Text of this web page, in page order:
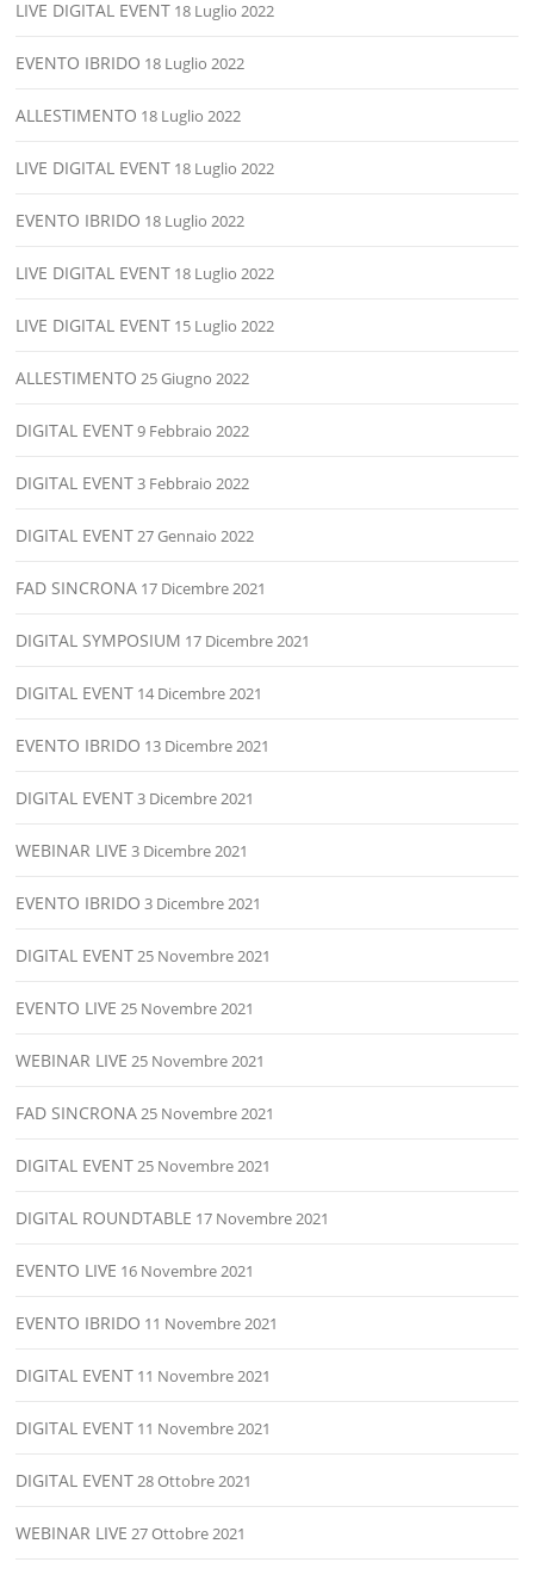
LIVE DIGITAL EVENT 18 Luglio 2022
EVENTO IBRIDO 18 Luglio 2022
ALLESTIMENTO 18 Luglio 2022
LIVE DIGITAL EVENT 18 Luglio 2022
EVENTO IBRIDO 18 Luglio 2022
LIVE DIGITAL EVENT 18 Luglio 2022
LIVE DIGITAL EVENT 15 Luglio 2022
ALLESTIMENTO 25 Giugno 2022
DIGITAL EVENT9 Febbraio 2022
DIGITAL EVENT3 Febbraio 2022
DIGITAL EVENT27 Gennaio 2022
FAD SINCRONA 17 Dicembre 2021
DIGITAL SYMPOSIUM 17 Dicembre 2021
DIGITAL EVENT 14 Dicembre 2021
EVENTO IBRIDO 13 Dicembre 2021
DIGITAL EVENT3 Dicembre 2021
WEBINAR LIVE 3 Dicembre 2021
EVENTO IBRIDO 3 Dicembre 2021
DIGITAL EVENT25 Novembre 2021
EVENTO LIVE 25 Novembre 2021
WEBINAR LIVE 25 Novembre 2021
FAD SINCRONA25 Novembre 2021
DIGITAL EVENT25 Novembre 2021
DIGITAL ROUNDTABLE 17 Novembre 2021
EVENTO LIVE 16 Novembre 2021
EVENTO IBRIDO 11 Novembre 2021
DIGITAL EVENT 11 Novembre 2021
DIGITAL EVENT 11 Novembre 2021
DIGITAL EVENT28 Ottobre 2021
WEBINAR LIVE 27 Ottobre 2021